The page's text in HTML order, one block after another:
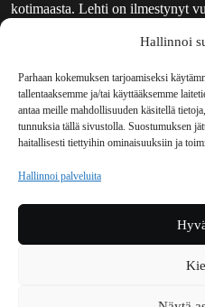
Hallinnoi
Parhaan kokemuksen tarjoamiseksi
tallentaaksemme ja/tai käyttääksemme
antaa meille mahdollisuuden käsitellä
tunnuksia tällä sivustolla. Suostumuksen
haitallisesti tiettyihin ominaisuuksiin ja
Hallinnoi palveluita
kotimaasta. Lehti on ilmestynyt
UUTISKIRJE
MAINOSTAJILLE
VASTAMAINOKSET
JAKELUPAIKAT
REKISTERISELOSTE
TILAUKSEN
TILAUSOHJEET JA -EHDOT